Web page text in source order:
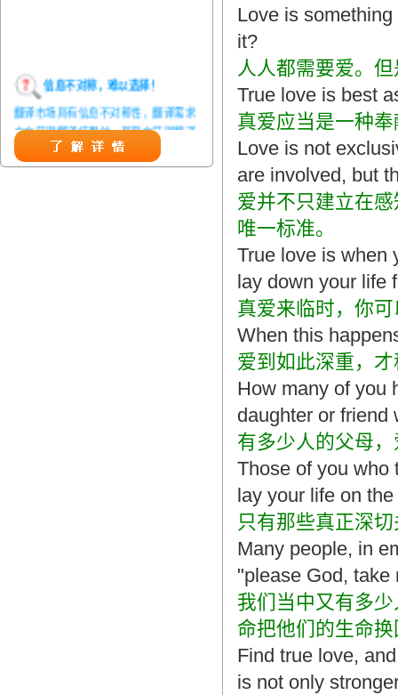
信息不对称，难以选择！
翻译市场具有信息不对称性，翻译需求
方在获得翻译结果前，甚至在获得翻译
结果后，都无法准确判定翻译质量。从
而给劣质翻译者提供了一定生存条件，
Love is
it?
人人都需要爱。
True love is best
真爱应当是一种
Love is not
are involved, but
爱并不只建立在
唯一标准。
True love is when
lay down your life
真爱来临时，你
When this
爱到如此深重，才
How many of you
daughter or friend
有多少人的父母
Those of you who
lay your life on
只有那些真正深
Many people, in
"please God, take
我们当中又有多
命把他们的生命换
Find true love,
is not only